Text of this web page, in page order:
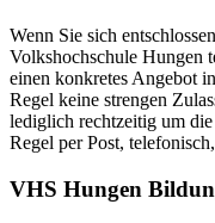
Wenn Sie sich
Volkshochschule Hungen
einen konkretes Angebot
Regel keine strengen
lediglich rechtzeitig um
Regel per Post,
VHS Hungen